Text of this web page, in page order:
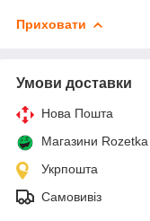
Приховати
Умови доставки
Нова Пошта
Магазини Rozetka
Укрпошта
Самовивіз